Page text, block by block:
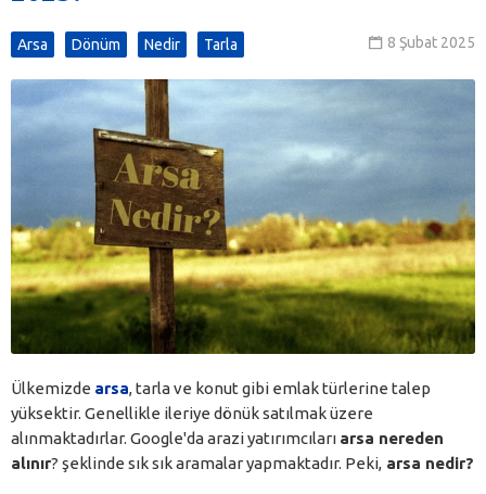
8 Şubat 2025
Arsa Dönüm Nedir Tarla
Ülkemizde arsa, tarla ve konut gibi emlak türlerine talep
yüksektir. Genellikle ileriye dönük satılmak üzere
alınmaktadırlar. Google'da arazi yatırımcıları arsa nereden
alınır? şeklinde sık sık aramalar yapmaktadır. Peki, arsa nedir?